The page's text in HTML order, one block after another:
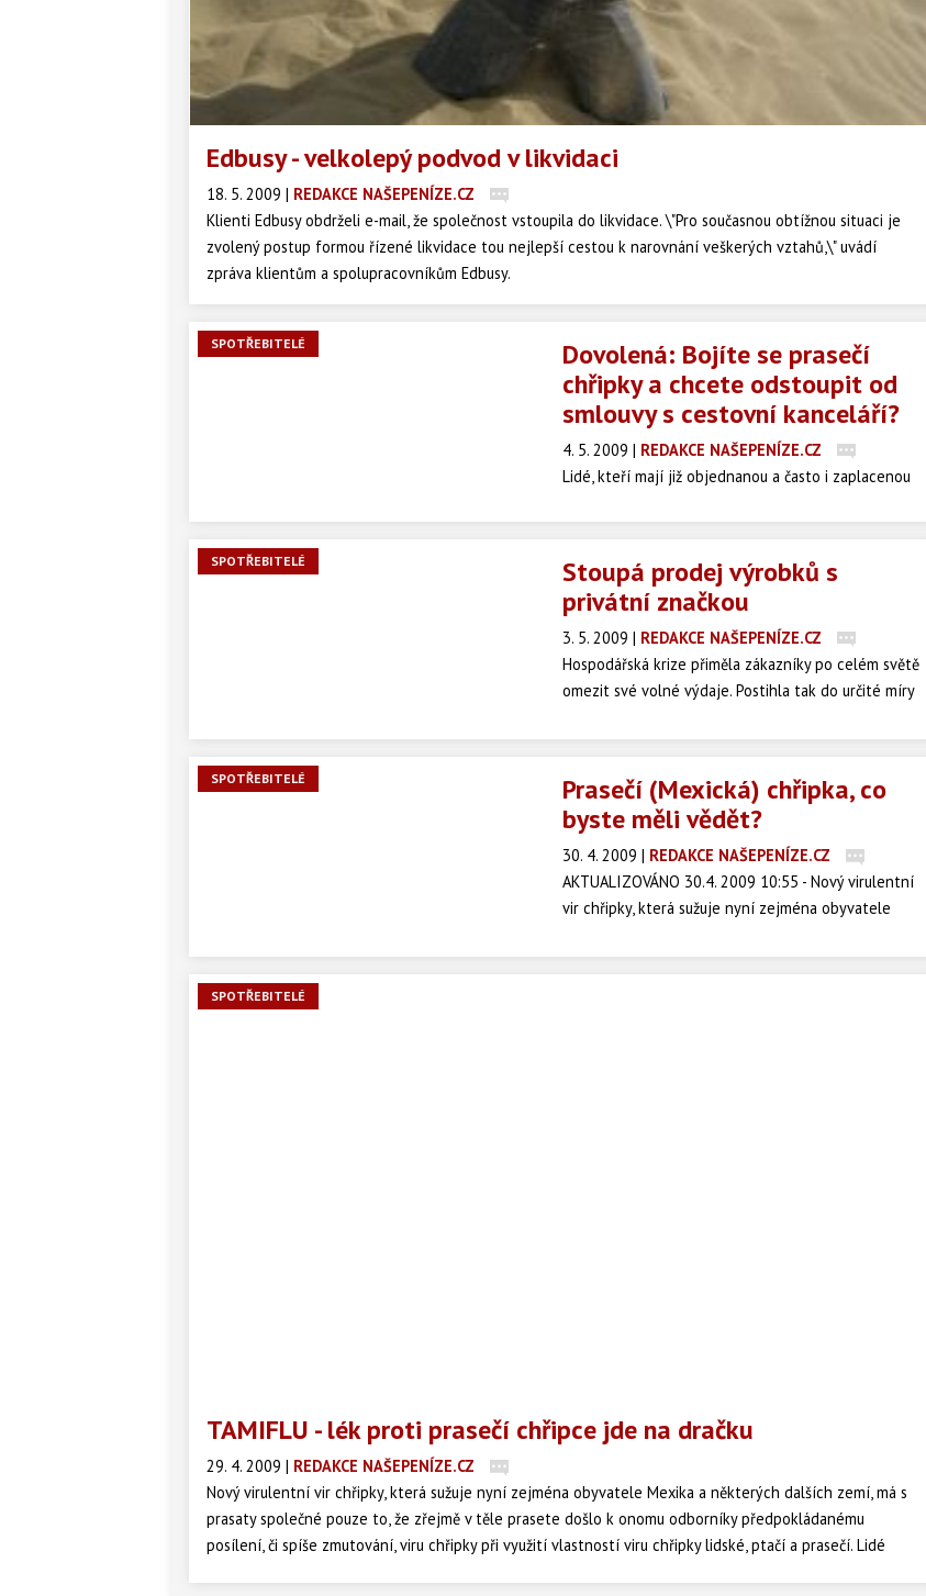
Edbusy - velkolepý podvod v likvidaci
18. 5. 2009 | REDAKCE NAŠEPENÍZE.CZ
Klienti Edbusy obdrželi e-mail, že společnost vstoupila do likvidace. \"Pro současnou obtížnou situaci je
zvolený postup formou řízené likvidace tou nejlepší cestou k narovnání veškerých vztahů,\" uvádí
zpráva klientům a spolupracovníkům Edbusy.
SPOTŘEBITELÉ
Dovolená: Bojíte se prasečí
chřipky a chcete odstoupit od
smlouvy s cestovní kanceláří?
4. 5. 2009 | REDAKCE NAŠEPENÍZE.CZ
Lidé, kteří mají již objednanou a často i zaplacenou
tuto dovolenou odjet či nikoli. Bojí se, že příjemné
strachem z možné nákazy prasečí chřipkou. Zvažují
tedy možnost od smlouvy odstoupit. Mají vůbec
právo na odstoupení od smlouvy?
SPOTŘEBITELÉ
Stoupá prodej výrobků s
privátní značkou
3. 5. 2009 | REDAKCE NAŠEPENÍZE.CZ
Hospodářská krize přiměla zákazníky po celém světě
omezit své volné výdaje. Postihla tak do určité míry
zasáhla segmenty náchylné na vývoj finanční
a luxusní zboží. Vyplývá to ze závěrů již druhé
výroční zprávy Globální síla spotřebního průmyslu
společnosti Deloitte.
SPOTŘEBITELÉ
Prasečí (Mexická) chřipka, co
byste měli vědět?
30. 4. 2009 | REDAKCE NAŠEPENÍZE.CZ
AKTUALIZOVÁNO 30.4. 2009 10:55 - Nový virulentní
vir chřipky, která sužuje nyní zejména obyvatele
společné pouze to, že zřejmě v těle prasete došlo k
SPOTŘEBITELÉ
TAMIFLU - lék proti prasečí chřipce jde na dračku
29. 4. 2009 | REDAKCE NAŠEPENÍZE.CZ
Nový virulentní vir chřipky, která sužuje nyní zejména obyvatele Mexika a některých dalších zemí, má s
prasaty společné pouze to, že zřejmě v těle prasete došlo k onomu odborníky předpokládanému
posílení, či spíše zmutování, viru chřipky při využití vlastností viru chřipky lidské, ptačí a prasečí. Lidé